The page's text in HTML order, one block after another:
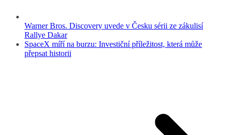
Warner Bros. Discovery uvede v Česku sérii ze zákulisí
Rallye Dakar
SpaceX míří na burzu: Investiční příležitost, která může
přepsat historii